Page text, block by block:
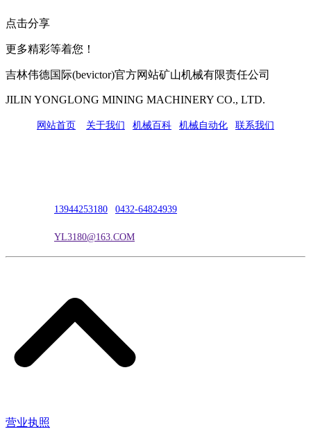
点击分享
更多精彩等着您！
吉林伟德国际(bevictor)官方网站矿山机械有限责任公司
JILIN YONGLONG MINING MACHINERY CO., LTD.
网站首页 关于我们 机械百科 机械自动化 联系我们
13944253180 0432-64824939
YL3180@163.COM
营业执照